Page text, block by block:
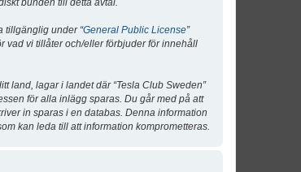
tillgänglig under “General Public License”
vad vi tillåter och/eller förbjuder för innehåll
land, lagar i landet där “Tesla Club Sweden”
för alla inlägg sparas. Du går med på att
in sparas i en databas. Denna information
kan leda till att information komprometteras.